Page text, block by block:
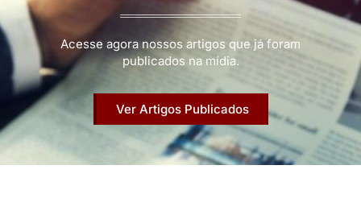
Acesse agora nossos artigos que já foram
publicados na mídia.
Ver Artigos Publicados